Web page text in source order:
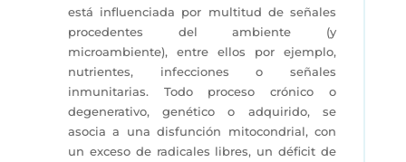
está influenciada por multitud de señales
procedentes del ambiente (y
microambiente), entre ellos por ejemplo,
nutrientes, infecciones o señales
inmunitarias. Todo proceso crónico o
degenerativo, genético o adquirido, se
asocia a una disfunción mitocondrial, con
un exceso de radicales libres, un déficit de